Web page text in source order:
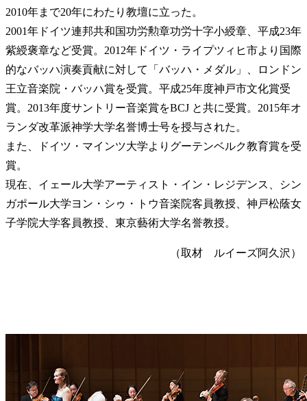
2010年まで20年にわたり教壇に立った。
2001年ドイツ連邦共和国功労勲章功労十字小綬章、平成23年
紫綬褒章など受賞。2012年ドイツ・ライプツィヒ市より国際
的なバッハ演奏貢献に対して「バッハ・メダル」、ロンドン
王立音楽院・バッハ賞を受賞。平成25年度神戸市文化賞受
賞。2013年度サントリー音楽賞をBCJ と共に受賞。2015年オ
ランダ改革派神学大学名誉博士号を授与された。
また、ドイツ・マインツ大学よりグーテンベルク教育賞を受
賞。
現在、イェール大学アーティスト・イン・レジデンス、シン
ガポール大学ヨン・シゥ・トウ音楽院客員教授、神戸松蔭女
子学院大学客員教授、東京藝術大学名誉教授。
（取材 ルイーズ阿久沢）